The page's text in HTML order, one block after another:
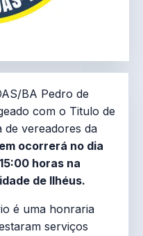
BA Pedro de
com o Titulo de
de vereadores da
ocorrerá no dia
horas na
de Ilhéus.
é uma honraria
serviços